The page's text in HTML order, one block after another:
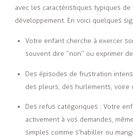
avec les caractéristiques typiques de
développement. En voici quelques
Votre enfant cherche à exercer
souvent dire “non” ou exprimer
Des épisodes de frustration
des pleurs, des hurlements, voire
Des refus catégoriques : Votre
activement à vos demandes,
simples comme s’habiller ou